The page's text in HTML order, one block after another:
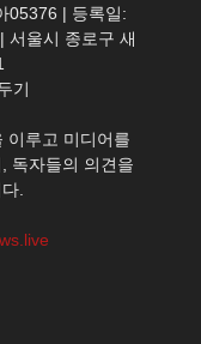
05376 | 등록일:
서울시 종로구 새
기
이루고 미디어를
독자들의 의견을
.